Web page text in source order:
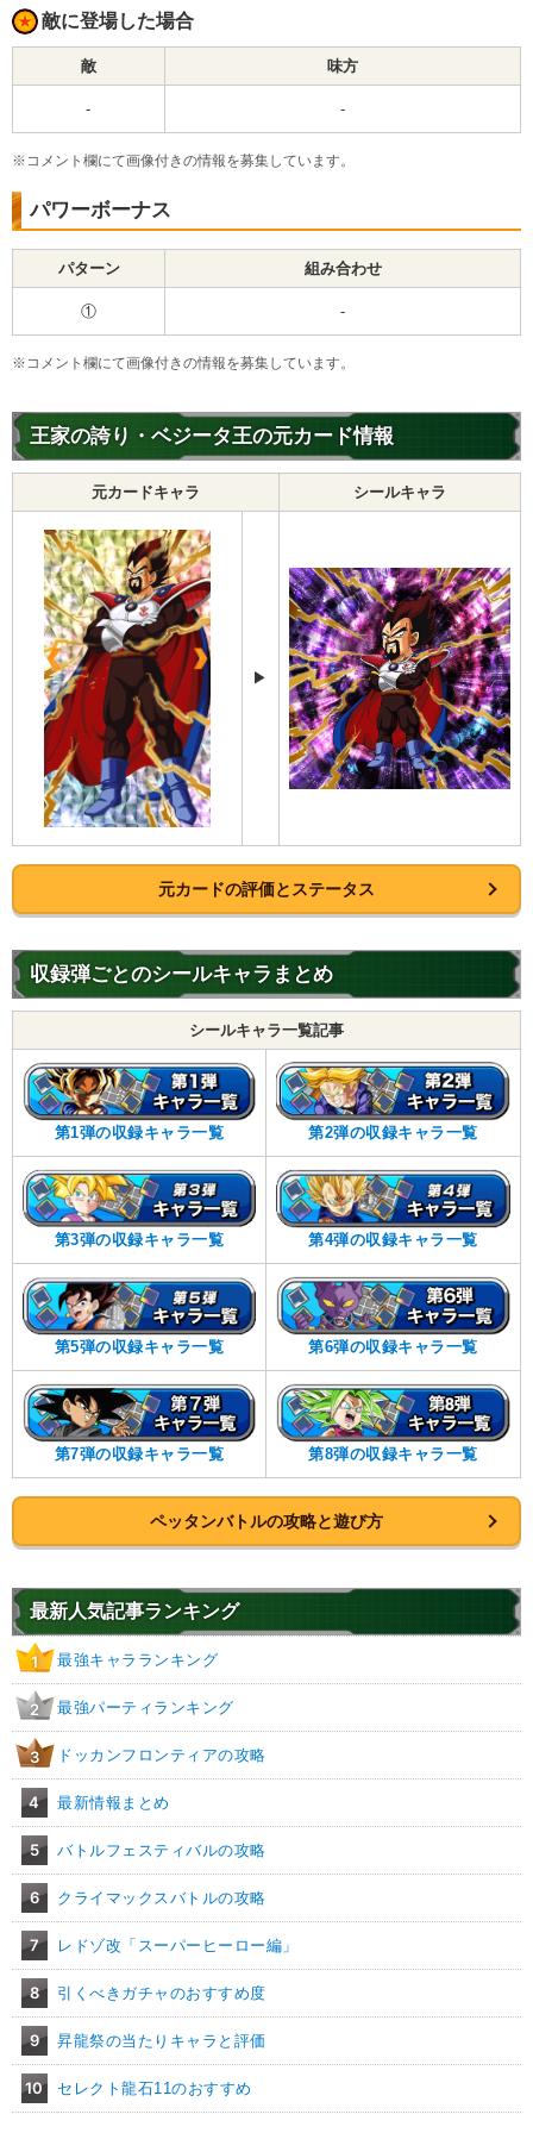
敵に登場した場合
敵 味方
- -
※コメント欄にて画像付きの情報を募集しています。
パワーボーナス
パターン 組み合わせ
① -
※コメント欄にて画像付きの情報を募集しています。
王家の誇り・ベジータ王の元カード情報
元カードキャラ シールキャラ
▶
元カードの評価とステータス
収録弾ごとのシールキャラまとめ
シールキャラ一覧記事
第1弾の収録キャラ一覧 第2弾の収録キャラ一覧
第3弾の収録キャラ一覧 第4弾の収録キャラ一覧
第5弾の収録キャラ一覧 第6弾の収録キャラ一覧
第7弾の収録キャラ一覧 第8弾の収録キャラ一覧
ペッタンバトルの攻略と遊び方
最新人気記事ランキング
1 最強キャラランキング
2 最強パーティランキング
3 ドッカンフロンティアの攻略
4 最新情報まとめ
5 バトルフェスティバルの攻略
6 クライマックスバトルの攻略
7 レドゾ改「スーパーヒーロー編」
8 引くべきガチャのおすすめ度
9 昇龍祭の当たりキャラと評価
10 セレクト龍石11のおすすめ